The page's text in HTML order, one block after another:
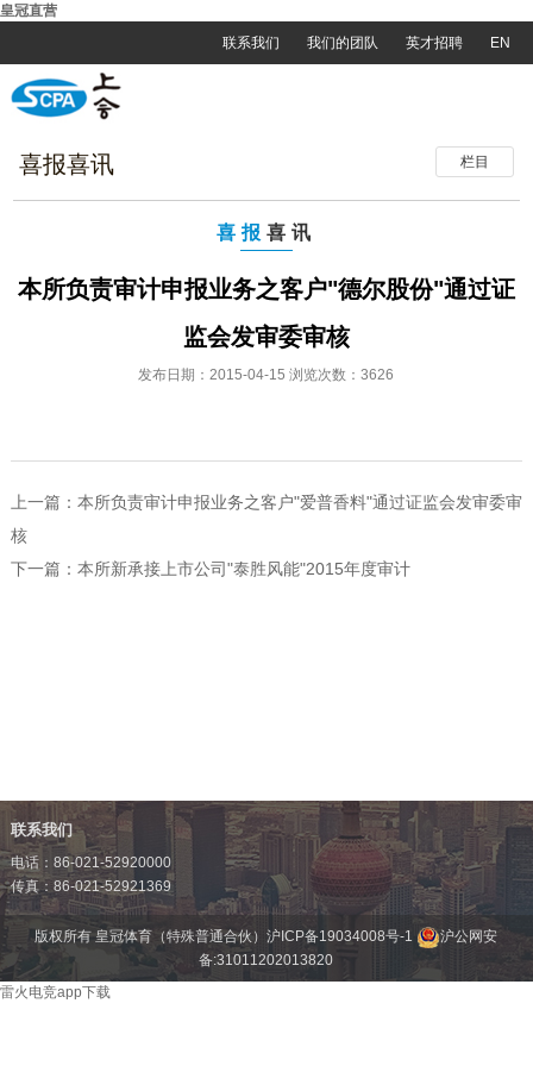
皇冠直营
联系我们
我们的团队 英才招聘 EN
栏目
喜报喜讯
喜报 喜讯
本所负责审计申报业务之客户"德尔股份"通过证
监会发审委审核
发布日期：2015-04-15 浏览次数：3626
上一篇： 本所负责审计申报业务之客户"爱普香料"通过证监会发审委审
核
下一篇： 本所新承接上市公司"泰胜风能"2015年度审计
联系我们
电话：86-021-52920000
传真：86-021-52921369
版权所有 皇冠体育（特殊普通合伙）沪ICP备19034008号-1
沪公网安
备:31011202013820
雷火电竞app下载